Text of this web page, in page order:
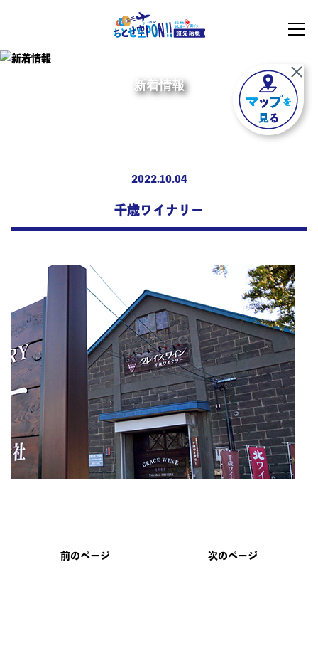
新着情報
千歳ワイナリー
2022.10.04
前のページ 次のページ